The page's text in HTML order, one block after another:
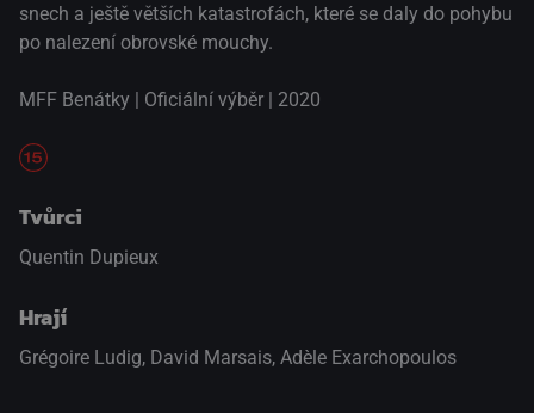
snech a ještě větších katastrofách, které se daly do pohybu
po nalezení obrovské mouchy.
MFF Benátky | Oficiální výběr | 2020
Tvůrci
Quentin Dupieux
Hrají
Grégoire Ludig, David Marsais, Adèle Exarchopoulos